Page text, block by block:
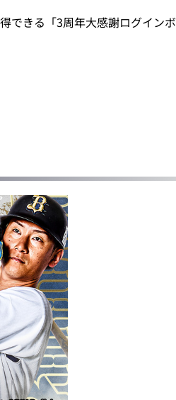
できる「3周年大感謝ログインボ